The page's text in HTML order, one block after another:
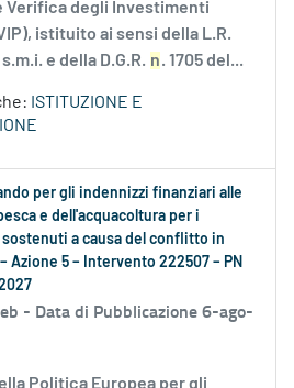
Verifica degli Investimenti
istituito ai sensi della L.R.
e della D.G.R. n. 1705 del...
ISTITUZIONE E
per gli indennizzi finanziari alle
e dell'acquacoltura per i
a causa del conflitto in
Azione 5 – Intervento 222507 – PN
- Data di Pubblicazione 6-ago-
Politica Europea per gli